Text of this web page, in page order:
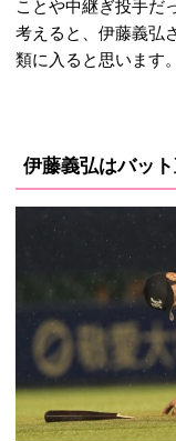
ことや中継ぎ投手だ
考えると、伊藤義弘
類に入ると思います。
伊藤義弘はバッ